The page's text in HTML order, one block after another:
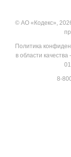
© АО «Кодекс»,
Политика
в области качества
8-